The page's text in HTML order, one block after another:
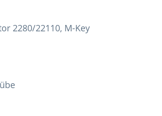
2280/22110, M-Key